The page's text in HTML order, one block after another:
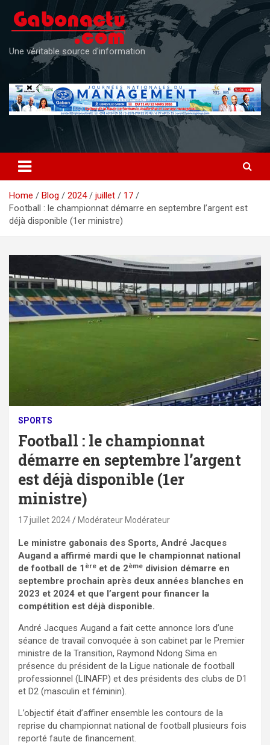
content
Une véritable source d'information
Home Blog 2024 juillet
17
Football : le championnat démarre en septembre l’argent est
déjà disponible (1er ministre)
SPORTS
Football : le championnat
démarre en septembre l’argent
est déjà disponible (1er
ministre)
17 juillet 2024 Modérateur Modérateur
Le ministre gabonais des Sports, André Jacques
Augand a affirmé mardi que le championnat national
de football de 1 ère et de 2ème division démarre en
septembre prochain après deux années blanches en
2023 et 2024 et que l’argent pour financer la
compétition est déjà disponible.
André Jacques Augand a fait cette annonce lors d’une
séance de travail convoquée à son cabinet par le Premier
ministre de la Transition, Raymond Ndong Sima en
présence du président de la Ligue nationale de football
professionnel (LINAFP) et des présidents des clubs de D1
et D2 (masculin et féminin).
L’objectif était d’affiner ensemble les contours de la
reprise du championnat national de football plusieurs fois
reporté faute de financement.